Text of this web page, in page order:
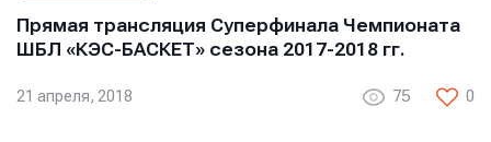
Прямая трансляция Суперфинала Чемпионата
ШБЛ «КЭС-БАСКЕТ» сезона 2017-2018 гг.
21 апреля, 2018 75 0
Нажимая кнопку “Отправить”, вы соглашаетесь с
условиями обработки персональных данных
Нажимая кнопку “Отправить”, вы соглашаетесь с
условиями обработки персональных данных
Нажимая кнопку “Отправить”, вы соглашаетесь с
условиями обработки персональных данных